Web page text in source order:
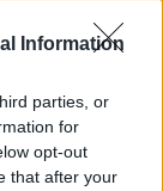
Information
parties, or
for
opt-out
that after your